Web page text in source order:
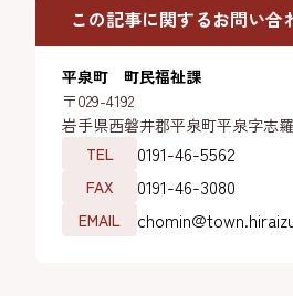
この記事に関するお問い合
平泉町 町民福祉課
〒029-4192
岩手県西磐井郡平泉町平泉字志
TEL
0191-46-5562
FAX 0191-46-3080
EMAIL